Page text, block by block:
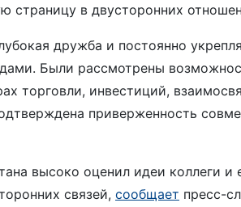
страницу в двусторонних
дружба и постоянно
Были рассмотрены
торговли, инвестиций,
приверженность
высоко оценил идеи коллеги и
связей, сообщает пресс-